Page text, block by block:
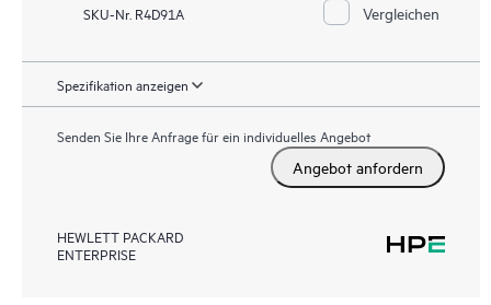
SKU-Nr. R4D91A Vergleichen
Spezifikation anzeigen
Senden Sie Ihre Anfrage für ein individuelles Angebot
Angebot anfordern
HEWLETT PACKARD
ENTERPRISE